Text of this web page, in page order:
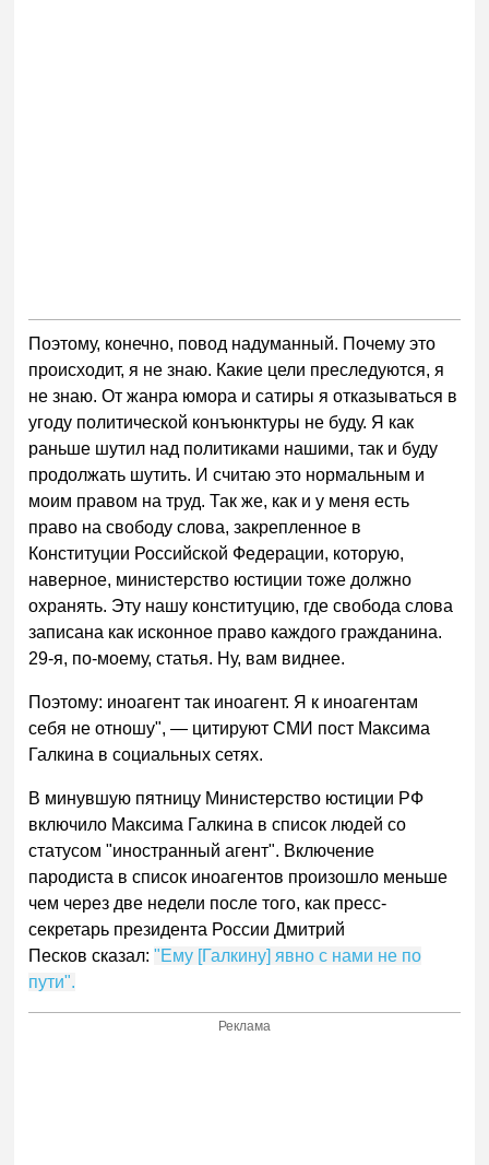
Поэтому, конечно, повод надуманный. Почему это
происходит, я не знаю. Какие цели преследуются, я
не знаю. От жанра юмора и сатиры я отказываться в
угоду политической конъюнктуры не буду. Я как
раньше шутил над политиками нашими, так и буду
продолжать шутить. И считаю это нормальным и
моим правом на труд. Так же, как и у меня есть
право на свободу слова, закрепленное в
Конституции Российской Федерации, которую,
наверное, министерство юстиции тоже должно
охранять. Эту нашу конституцию, где свобода слова
записана как исконное право каждого гражданина.
29-я, по-моему, статья. Ну, вам виднее.
Поэтому: иноагент так иноагент. Я к иноагентам
себя не отношу", — цитируют СМИ пост Максима
Галкина в социальных сетях.
В минувшую пятницу Министерство юстиции РФ
включило Максима Галкина в список людей со
статусом "иностранный агент". Включение
пародиста в список иноагентов произошло меньше
чем через две недели после того, как пресс-
секретарь президента России Дмитрий
Песков сказал:"Ему [Галкину] явно с нами не по
пути".
Реклама